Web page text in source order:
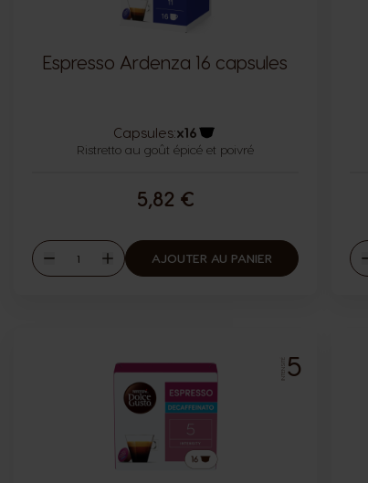
Espresso Ardenza 16 capsules
Capsules:x16
Icône capsules
Ristretto au goût épicé et poivré
5,82 €
Diminuer
Quantité
Augmenter
AJOUTER AU PANIER
INTENSITÉ5